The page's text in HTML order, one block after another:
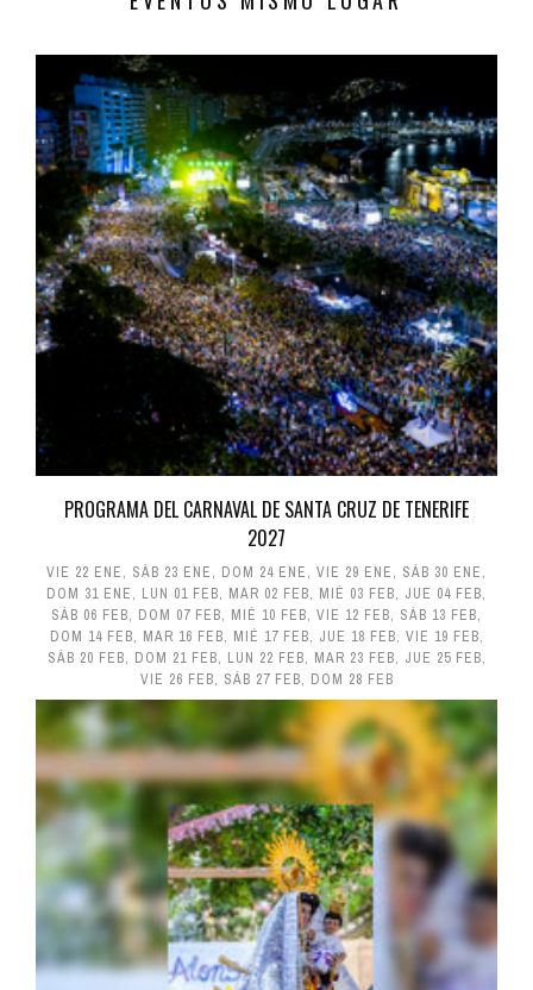
PROGRAMA DEL CARNAVAL DE SANTA CRUZ DE TENERIFE
2027
VIE 22 ENE, SÁB 23 ENE, DOM 24 ENE, VIE 29 ENE, SÁB 30 ENE,
DOM 31 ENE, LUN 01 FEB, MAR 02 FEB, MIÉ 03 FEB, JUE 04 FEB,
SÁB 06 FEB, DOM 07 FEB, MIÉ 10 FEB, VIE 12 FEB, SÁB 13 FEB,
DOM 14 FEB, MAR 16 FEB, MIÉ 17 FEB, JUE 18 FEB, VIE 19 FEB,
SÁB 20 FEB, DOM 21 FEB, LUN 22 FEB, MAR 23 FEB, JUE 25 FEB,
VIE 26 FEB, SÁB 27 FEB, DOM 28 FEB